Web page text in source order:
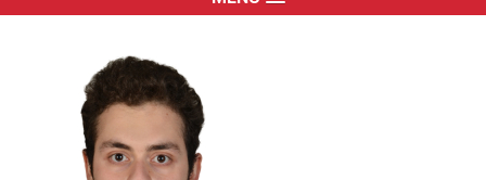
English